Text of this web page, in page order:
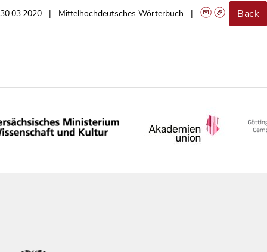
30.03.2020 Mittelhochdeutsches Wörterbuch Back